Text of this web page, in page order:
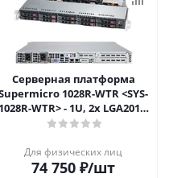
Серверная платформа
1028R-WTR <SYS-
1028R-WTR> - 1U, 2x LGA2011-
3, 10x 2.5"
Для физических лиц
74 750 ₽/шт